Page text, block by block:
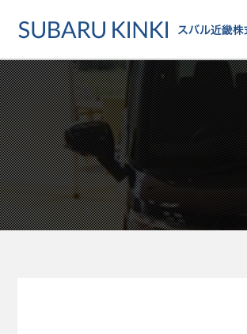
店舗情
地域でさ
地図でさ
試乗車で
カーラ
カーラ
乗用車
軽自動車
メンテ
メンテ
車検・定
カーケア